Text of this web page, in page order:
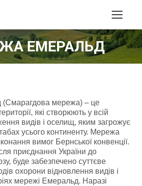
ЕМЕРАЛЬД
мережа) – це
які створюють у всій
видів і оселищ, яким загрожує
усього континенту. Мережа
вимог Бернської конвенції.
приєднання України до
буде забезпечено суттєве
охорони відновлення видів і
мережі Емеральд. Наразі